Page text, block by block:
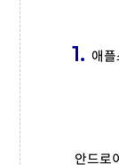
1. 애플
안드로